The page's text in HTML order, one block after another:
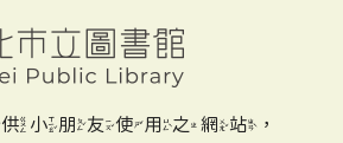
小朋友使用之網站，